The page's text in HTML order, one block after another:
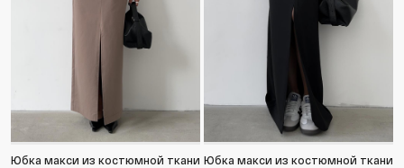
Юбка макси из костюмной ткани Юбка макси из костюмной ткани